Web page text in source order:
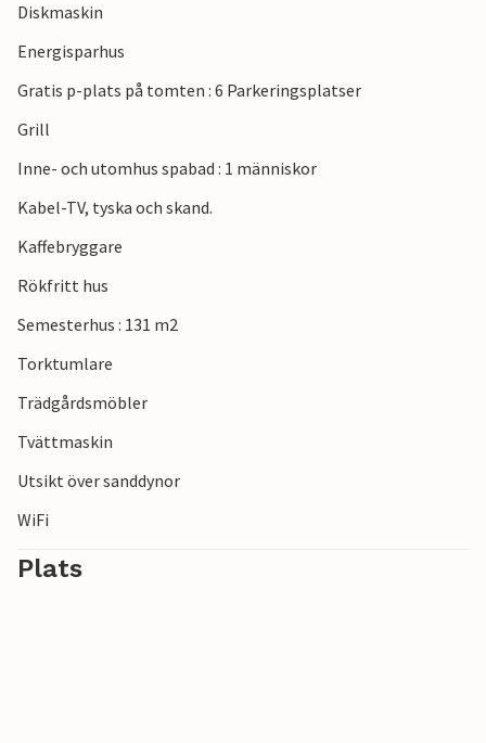
Diskmaskin
Energisparhus
Gratis p-plats på tomten : 6 Parkeringsplatser
Grill
Inne- och utomhus spabad : 1 människor
Kabel-TV, tyska och skand.
Kaffebryggare
Rökfritt hus
Semesterhus : 131 m2
Torktumlare
Trädgårdsmöbler
Tvättmaskin
Utsikt över sanddynor
WiFi
Plats